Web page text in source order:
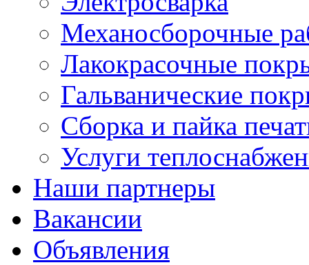
Механосборочные
Лакокрасочные
Гальванические
Сборка и пайка
Услуги
Наши партнеры
Вакансии
Объявления